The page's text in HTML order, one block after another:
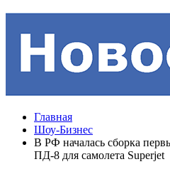
Главная
Шоу-Бизнес
В РФ началась сборка
ПД-8 для самолета Superjet